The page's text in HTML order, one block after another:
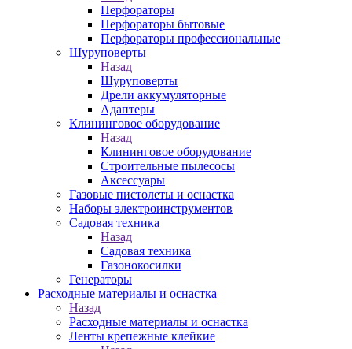
Перфораторы
Перфораторы бытовые
Перфораторы профессиональные
Шуруповерты
Назад
Шуруповерты
Дрели аккумуляторные
Адаптеры
Клининговое оборудование
Назад
Клининговое оборудование
Строительные пылесосы
Аксессуары
Газовые пистолеты и оснастка
Наборы электроинструментов
Садовая техника
Назад
Садовая техника
Газонокосилки
Генераторы
Расходные материалы и оснастка
Назад
Расходные материалы и оснастка
Ленты крепежные клейкие